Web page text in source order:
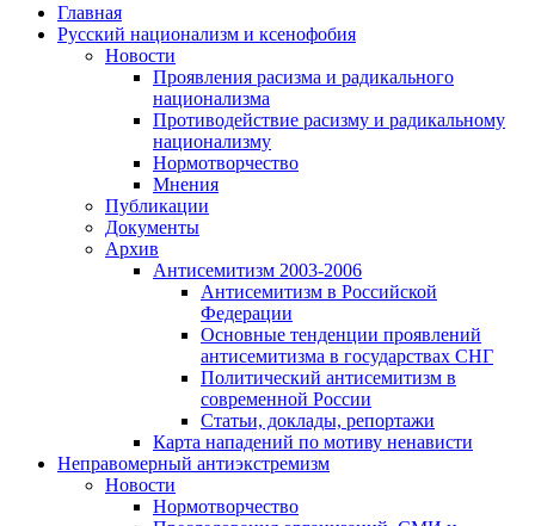
Главная
Русский национализм и ксенофобия
Новости
Проявления расизма и радикального
национализма
Противодействие расизму и радикальному
национализму
Нормотворчество
Мнения
Публикации
Документы
Архив
Антисемитизм 2003-2006
Антисемитизм в Российской
Федерации
Основные тенденции проявлений
антисемитизма в государствах СНГ
Политический антисемитизм в
современной России
Статьи, доклады, репортажи
Карта нападений по мотиву ненависти
Неправомерный антиэкстремизм
Новости
Нормотворчество